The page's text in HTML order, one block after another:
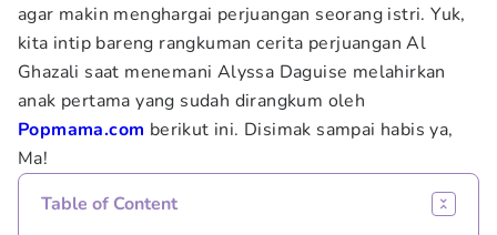
agar makin menghargai perjuangan seorang istri. Yuk,
kita intip bareng rangkuman cerita perjuangan Al
Ghazali saat menemani Alyssa Daguise melahirkan
anak pertama yang sudah dirangkum oleh
Popmama.com berikut ini. Disimak sampai habis ya,
Ma!
Table of Content